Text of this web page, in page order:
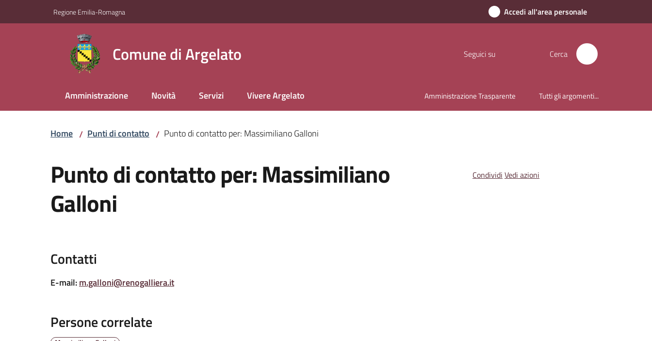
Regione Emilia-Romagna Accedi all'area personale
Comune di Argelato Seguici su Cerca
Amministrazione Novità Servizi Vivere Argelato Amministrazione Trasparente Tutti gli argomenti...
Home / Punti di contatto / Punto di contatto per: Massimiliano Galloni
Punto di contatto per: Massimiliano
Galloni
Condividi Vedi azioni
Contatti
E-mail:m.galloni@renogalliera.it
Persone correlate